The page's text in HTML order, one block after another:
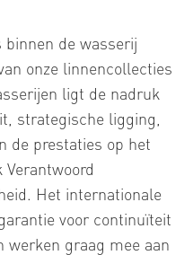
binnen de wasserij
onze linnencollecties
ligt de nadruk
strategische ligging,
de prestaties op het
Het internationale
voor continuïteit
werken graag mee aan